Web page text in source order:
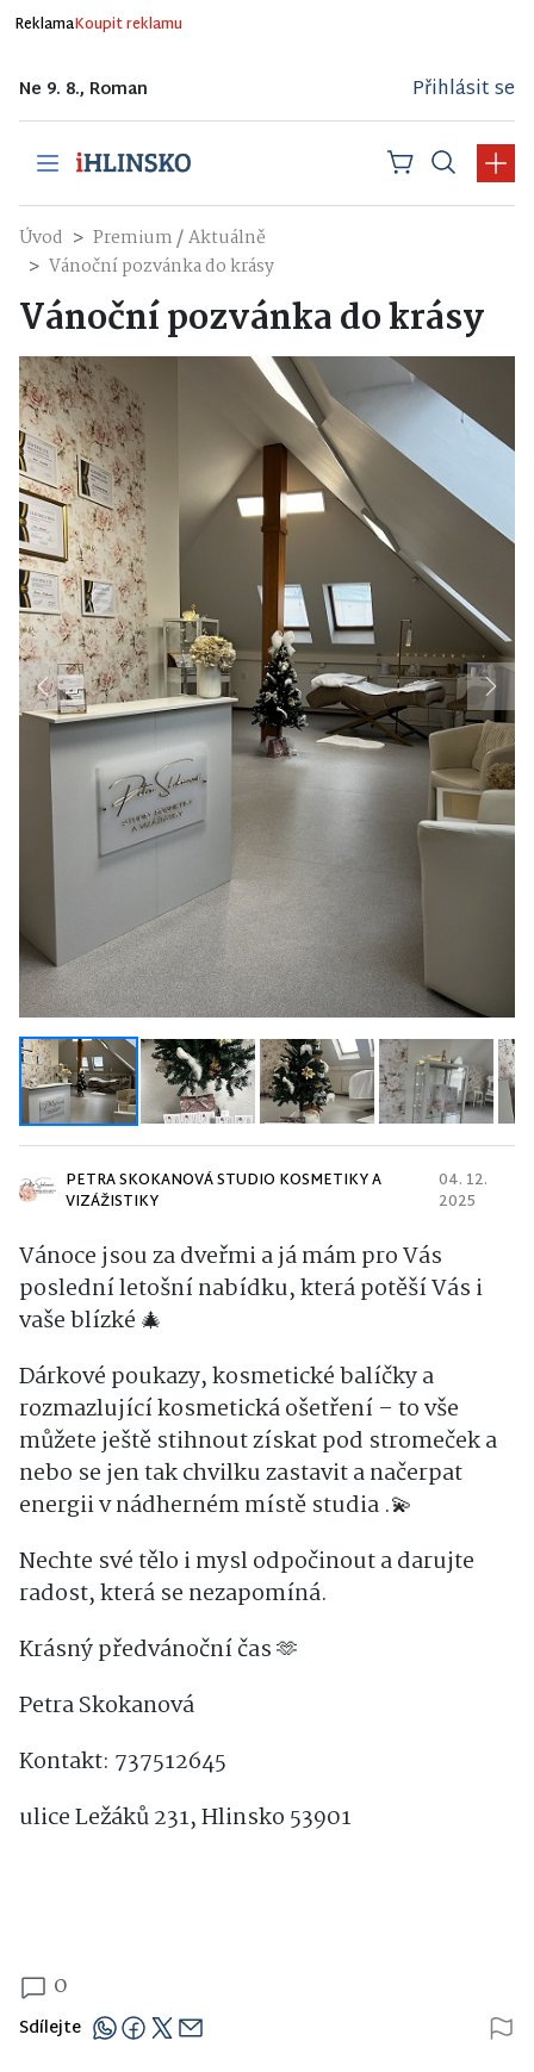
ReklamaKoupit reklamu
Ne 9. 8., Roman Přihlásit se
Úvod Premium/Aktuálně
Vánoční pozvánka do krásy
Vánoční pozvánka do krásy
Previous Next
PETRA SKOKANOVÁ STUDIO KOSMETIKY A
VIZÁŽISTIKY
04. 12.
2025
Vánoce jsou za dveřmi a já mám pro Vás
poslední letošní nabídku, která potěší Vás i
vaše blízké 🎄
Dárkové poukazy, kosmetické balíčky a
rozmazlující kosmetická ošetření – to vše
můžete ještě stihnout získat pod stromeček a
nebo se jen tak chvilku zastavit a načerpat
energii v nádherném místě studia .💫
Nechte své tělo i mysl odpočinout a darujte
radost, která se nezapomíná.
Krásný předvánoční čas 🫶
Petra Skokanová
Kontakt: 737512645
ulice Ležáků 231, Hlinsko 53901
0
Sdílejte